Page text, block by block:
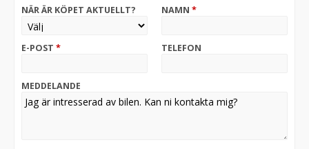
NÄR ÄR KÖPET AKTUELLT? NAMN *
E-POST * TELEFON
MEDDELANDE